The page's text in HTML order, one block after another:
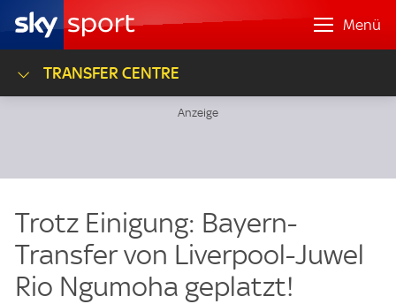
Menü
TRANSFER CENTRE
Trotz Einigung: Bayern-
Transfer von Liverpool-Juwel
Rio Ngumoha geplatzt!